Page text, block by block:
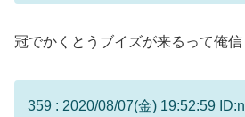
冠でかくとうブイズが来るって俺信
359 : 2020/08/07(金) 19:52:59